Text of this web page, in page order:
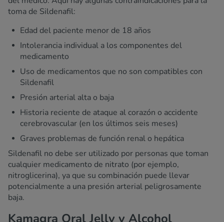
toma de Sildenafil:
Edad del paciente menor de 18 años
Intolerancia individual a los componentes del
medicamento
Uso de medicamentos que no son compatibles con
Sildenafil
Presión arterial alta o baja
Historia reciente de ataque al corazón o accidente
cerebrovascular (en los últimos seis meses)
Graves problemas de función renal o hepática
Sildenafil no debe ser utilizado por personas que toman
cualquier medicamento de nitrato (por ejemplo,
nitroglicerina), ya que su combinación puede llevar
potencialmente a una presión arterial peligrosamente
baja.
Kamagra Oral Jelly y Alcohol